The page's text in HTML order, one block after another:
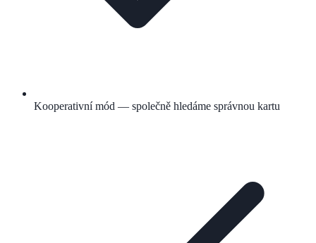
Kooperativní mód — společně hledáme správnou kartu